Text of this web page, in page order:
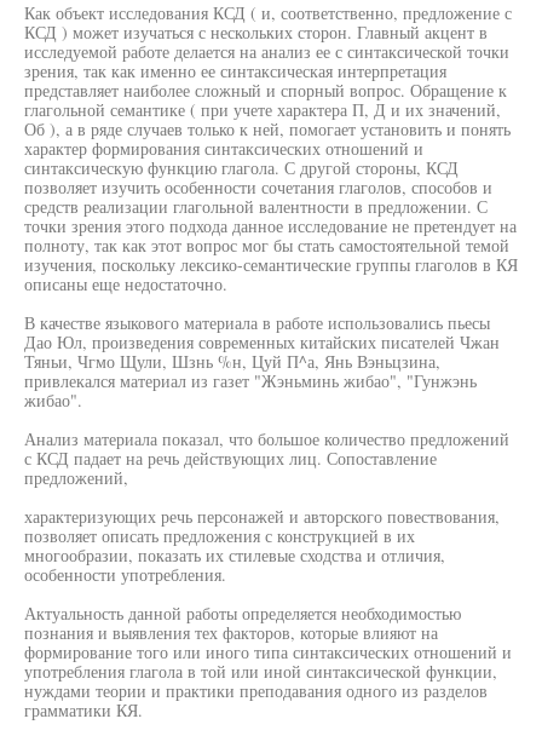
Как объект исследования КСД ( и, соответственно, предложение с
КСД ) может изучаться с нескольких сторон. Главный акцент в
исследуемой работе делается на анализ ее с синтаксической точки
зрения, так как именно ее синтаксическая интерпретация
представляет наиболее сложный и спорный вопрос. Обращение к
глагольной семантике ( при учете характера П, Д и их значений,
Об ), а в ряде случаев только к ней, помогает установить и понять
характер формирования синтаксических отношений и
синтаксическую функцию глагола. С другой стороны, КСД
позволяет изучить особенности сочетания глаголов, способов и
средств реализации глагольной валентности в предложении. С
точки зрения этого подхода данное исследование не претендует на
полноту, так как этот вопрос мог бы стать самостоятельной темой
изучения, поскольку лексико-семантические группы глаголов в КЯ
описаны еще недостаточно.
В качестве языкового материала в работе использовались пьесы
Дао Юл, произведения современных китайских писателей Чжан
Тяньи, Чгмо Щули, Шзнь %н, Цуй П^а, Янь Вэньцзина,
привлекался материал из газет "Жэньминь жибао", "Гунжэнь
жибао".
Анализ материала показал, что большое количество предложений
с КСД падает на речь действующих лиц. Сопоставление
предложений,
характеризующих речь персонажей и авторского повествования,
позволяет описать предложения с конструкцией в их
многообразии, показать их стилевые сходства и отличия,
особенности употребления.
Актуальность данной работы определяется необходимостью
познания и выявления тех факторов, которые влияют на
формирование того или иного типа синтаксических отношений и
употребления глагола в той или иной синтаксической функции,
нуждами теории и практики преподавания одного из разделов
грамматики КЯ.